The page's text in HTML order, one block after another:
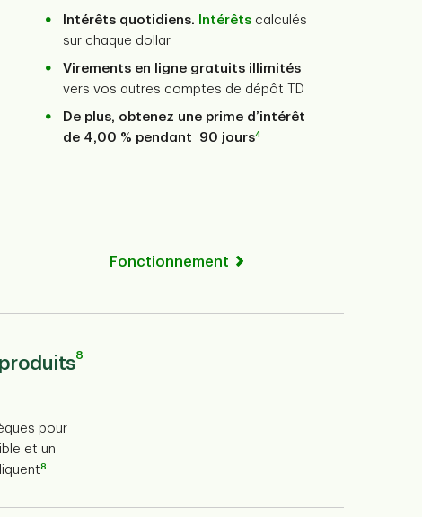
Intérêts quotidiens. Intérêts calculés
sur chaque dollar
Virements en ligne gratuits illimités
vers vos autres comptes de dépôt TD
De plus, obtenez une prime d’intérêt
de 4,00 % pendant 90 jours4
Fonctionnement
8
pour
et un
8